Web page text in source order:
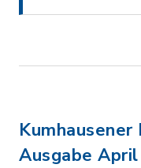
Ausgabe